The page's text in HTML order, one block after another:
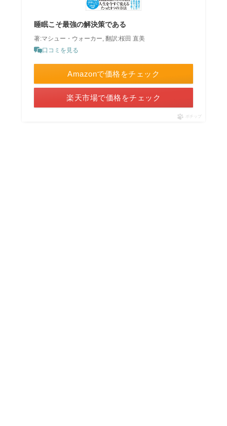
睡眠こそ最強の解決策である
著:マシュー・ウォーカー, 翻訳:桜田 直美
口コミを見る
Amazonで価格をチェック
楽天市場で価格をチェック
ポチップ